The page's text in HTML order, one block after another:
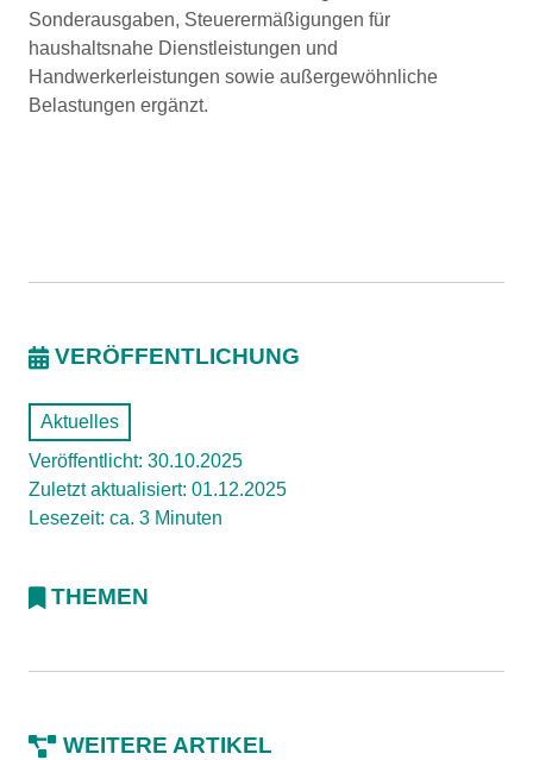
Sonderausgaben, Steuerermäßigungen für
haushaltsnahe Dienstleistungen und
Handwerkerleistungen sowie außergewöhnliche
Belastungen ergänzt.
VERÖFFENTLICHUNG
Aktuelles
Veröffentlicht: 30.10.2025
Zuletzt aktualisiert: 01.12.2025
Lesezeit: ca. 3 Minuten
THEMEN
WEITERE ARTIKEL